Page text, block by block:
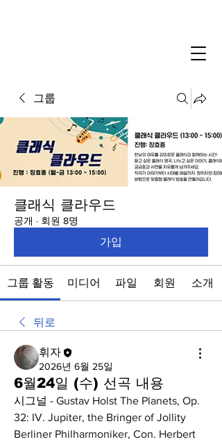
그룹
클래식 클라우드
공개 · 회원 8명
가입
그룹 활동 미디어 파일 회원 소개
뒤로
휘자
2026년 6월 25일
6월24일 (수) 선곡 내용
시그널 - Gustav Holst The Planets, Op.
32: IV. Jupiter, the Bringer of Jollity
Berliner Philharmoniker, Con. Herbert